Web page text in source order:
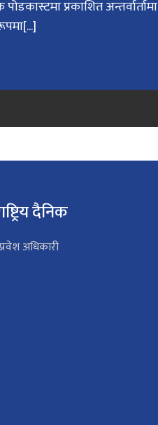
प्रकाशित अन्तर्वार्तामा
दैनिक
अधिकारी